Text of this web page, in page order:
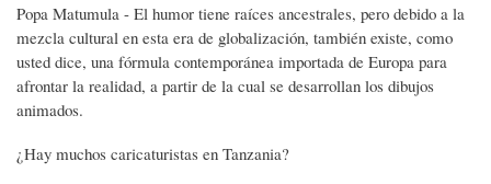
Popa Matumula - El humor tiene raíces ancestrales, pero debido a la
mezcla cultural en esta era de globalización, también existe, como
usted dice, una fórmula contemporánea importada de Europa para
afrontar la realidad, a partir de la cual se desarrollan los dibujos
animados.
¿Hay muchos caricaturistas en Tanzania?